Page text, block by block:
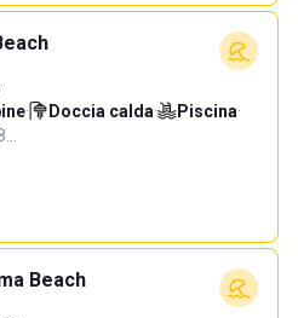
· Doccia calda· Piscina·
Beach